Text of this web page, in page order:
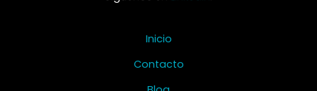
Inicio
Contacto